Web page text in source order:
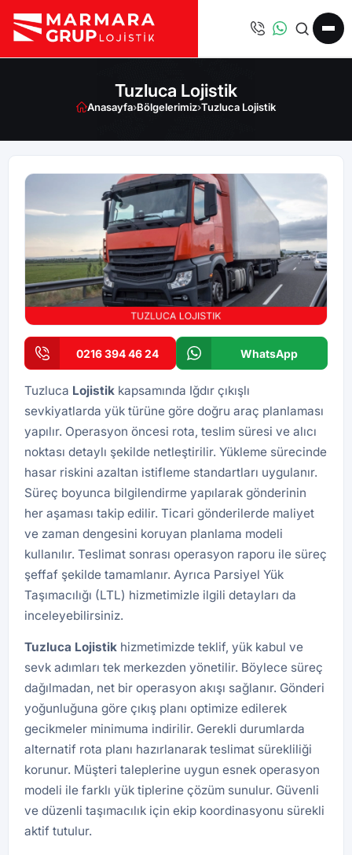
Tuzluca Lojistik
Anasayfa›Bölgelerimiz›Tuzluca Lojistik
0216 394 46 24 WhatsApp
Tuzluca Lojistik kapsamında Iğdır çıkışlı
sevkiyatlarda yük türüne göre doğru araç planlaması
yapılır. Operasyon öncesi rota, teslim süresi ve alıcı
noktası detaylı şekilde netleştirilir. Yükleme sürecinde
hasar riskini azaltan istifleme standartları uygulanır.
Süreç boyunca bilgilendirme yapılarak gönderinin
her aşaması takip edilir. Ticari gönderilerde maliyet
ve zaman dengesini koruyan planlama modeli
kullanılır. Teslimat sonrası operasyon raporu ile süreç
şeffaf şekilde tamamlanır. Ayrıca Parsiyel Yük
Taşımacılığı (LTL) hizmetimizle ilgili detayları da
inceleyebilirsiniz.
Tuzluca Lojistik hizmetimizde teklif, yük kabul ve
sevk adımları tek merkezden yönetilir. Böylece süreç
dağılmadan, net bir operasyon akışı sağlanır. Gönderi
yoğunluğuna göre çıkış planı optimize edilerek
gecikmeler minimuma indirilir. Gerekli durumlarda
alternatif rota planı hazırlanarak teslimat sürekliliği
korunur. Müşteri taleplerine uygun esnek operasyon
modeli ile farklı yük tiplerine çözüm sunulur. Güvenli
ve düzenli taşımacılık için ekip koordinasyonu sürekli
aktif tutulur.